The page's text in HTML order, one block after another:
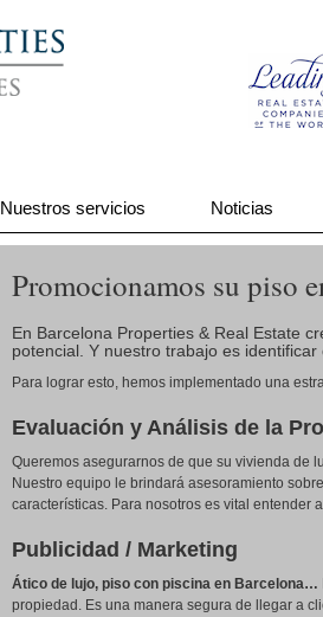
Nuestros servicios Noticias
Promocionamos su piso
En Barcelona Properties & Real Estate
potencial. Y nuestro trabajo es
Para lograr esto, hemos implementado una
Evaluación y Análisis de la
Queremos asegurarnos de que su vivienda de
Nuestro equipo le brindará asesoramiento
características. Para nosotros es vital entender
Publicidad / Marketing
Ático de lujo, piso con piscina en Barcelona…
propiedad. Es una manera segura de llegar a